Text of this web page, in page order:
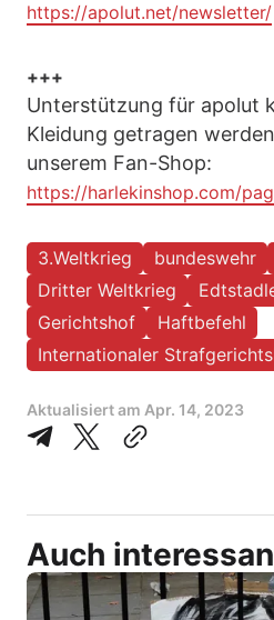
https://apolut.net/newsletter/
+++
Unterstützung für apolut
Kleidung getragen
unserem Fan-Shop:
https://harlekinshop.com/
3.Weltkrieg bundeswehr
Dritter Weltkrieg
Gerichtshof
Haftbefehl
Internationaler
Aktualisiert am Apr. 14, 2023
Auch